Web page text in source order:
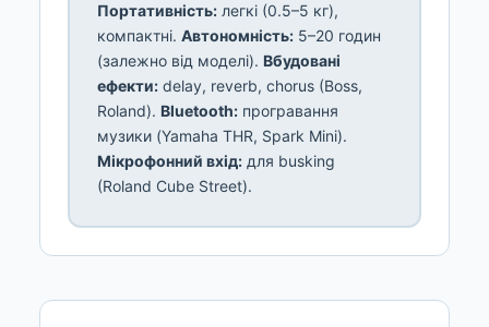
Портативність: легкі (0.5–5 кг),
компактні. Автономність: 5–20 годин
(залежно від моделі). Вбудовані
ефекти: delay, reverb, chorus (Boss,
Roland). Bluetooth: програвання
музики (Yamaha THR, Spark Mini).
Мікрофонний вхід: для busking
(Roland Cube Street).